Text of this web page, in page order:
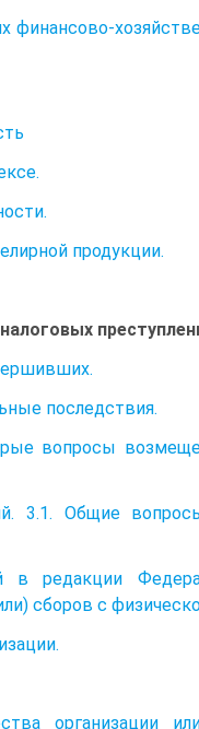
финансово-
продукции.
последствия.
вопросы
3.1. Общие
в редакции
сборов с
организации или